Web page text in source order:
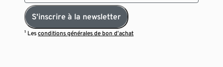
S'inscrire à la newsletter
¹ Lesconditions générales de bon d’achat